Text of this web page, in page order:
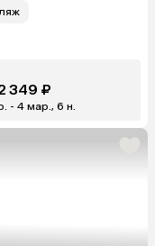
349 ₽
- 4 мар., 6 н.